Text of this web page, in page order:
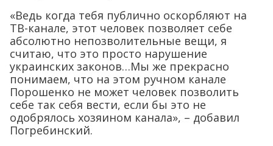
«Ведь когда тебя публично оскорбляют на
ТВ-канале, этот человек позволяет себе
абсолютно непозволительные вещи, я
считаю, что это просто нарушение
украинских законов…Мы же прекрасно
понимаем, что на этом ручном канале
Порошенко не может человек позволить
себе так себя вести, если бы это не
одобрялось хозяином канала», – добавил
Погребинский.